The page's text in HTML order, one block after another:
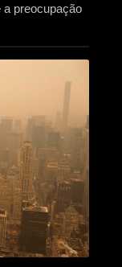
a preocupação